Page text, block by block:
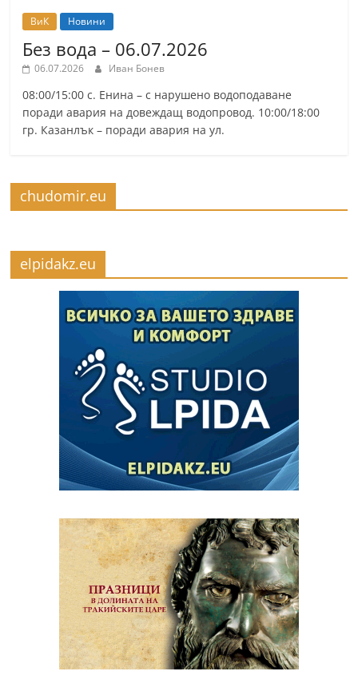
ВиК Новини
Без вода – 06.07.2026
06.07.2026 Иван Бонев
08:00/15:00 с. Енина – с нарушено водоподаване
поради авария на довеждащ водопровод. 10:00/18:00
гр. Казанлък – поради авария на ул.
chudomir.eu
elpidakz.eu